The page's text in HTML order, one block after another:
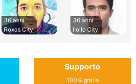
36 anni
Roxas City
36 anni
Iloilo City
Supporto
100% gratis